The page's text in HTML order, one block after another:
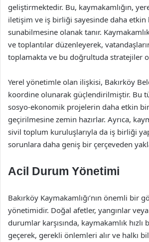
geliştirmektedir. Bu, kaymakamlığın,
iletişim ve iş birliği sayesinde daha
sunabilmesine olanak tanır.
ve toplantılar düzenleyerek,
toplamakta ve bu doğrultuda stratejiler
Yerel yönetimle olan ilişkisi, Bakırköy
koordine olunarak güçlendirilmiştir. Bu
sosyo-ekonomik projelerin daha etkin
geçirilmesine zemin hazırlar. Ayrıca,
sivil toplum kuruluşlarıyla da iş birliği
sorunlara daha geniş bir çerçeveden
Acil Durum Yönetimi
Bakırköy Kaymakamlığı’nın önemli bir
yönetimidir. Doğal afetler, yangınlar
durumlar karşısında, kaymakamlık
geçerek, gerekli önlemleri alır ve halkı